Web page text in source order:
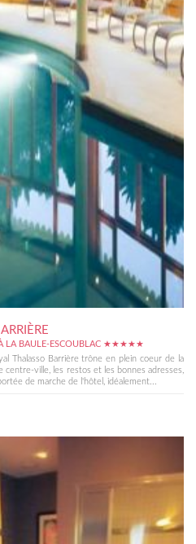
À LA BAULE-ESCOUBLAC ★★★★★
Thalasso Barrière trône en plein coeur de la
centre-ville, les restos et les bonnes adresses,
de marche de l'hôtel, idéalement...